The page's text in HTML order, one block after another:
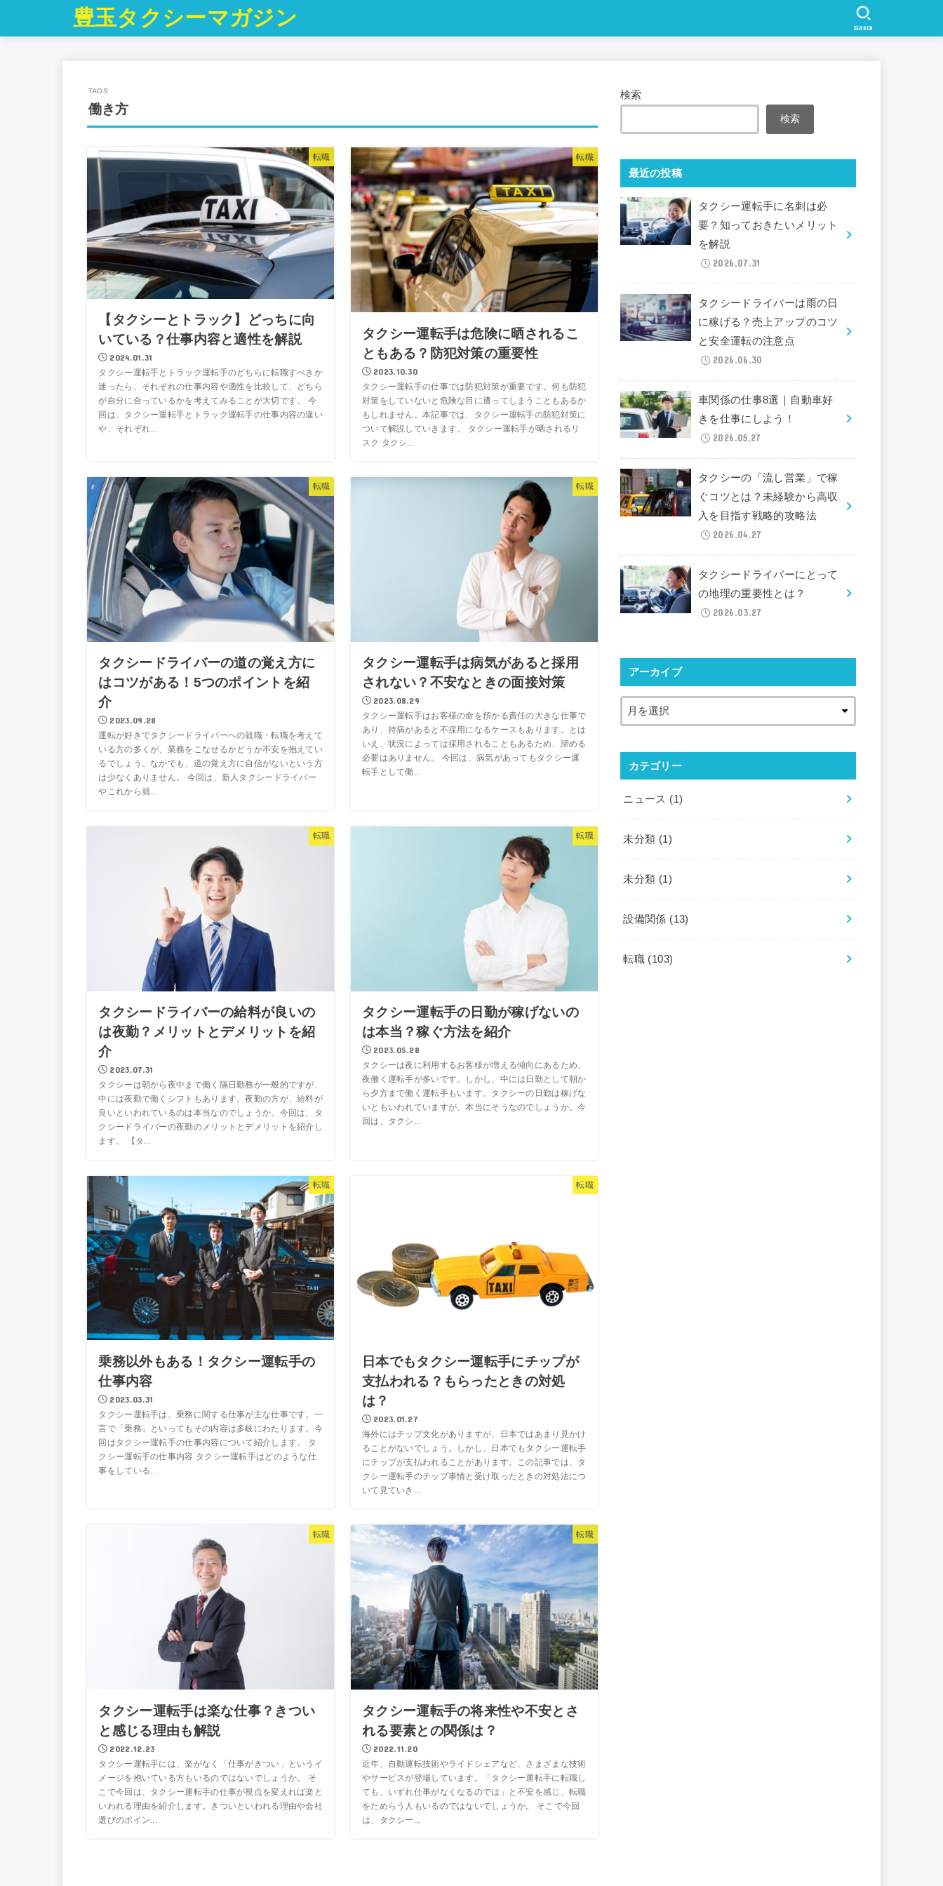
豊玉タクシーマガジン SEARCH
働き方
転職
【タクシーとトラック】どっちに向
いている？仕事内容と適性を解説
2024.01.31
タクシー運転手とトラック運転手のどちらに転職すべきか
迷ったら、それぞれの仕事内容や適性を比較して、どちら
が自分に合っているかを考えてみることが大切です。 今
回は、タクシー運転手とトラック運転手の仕事内容の違い
や、それぞれ...
転職
タクシー運転手は危険に晒されるこ
ともある？防犯対策の重要性
2023.10.30
タクシー運転手の仕事では防犯対策が重要です。何も防犯
対策をしていないと危険な目に遭ってしまうこともあるか
もしれません。本記事では、タクシー運転手の防犯対策に
ついて解説していきます。 タクシー運転手が晒されるリ
スク タクシ...
転職
タクシードライバーの道の覚え方に
はコツがある！5つのポイントを紹
介
2023.09.28
運転が好きでタクシードライバーへの就職・転職を考えて
いる方の多くが、業務をこなせるかどうか不安を抱えてい
るでしょう。なかでも、道の覚え方に自信がないという方
は少なくありません。 今回は、新人タクシードライバー
やこれから就...
転職
タクシー運転手は病気があると採用
されない？不安なときの面接対策
2023.08.29
タクシー運転手はお客様の命を預かる責任の大きな仕事で
あり、持病があると不採用になるケースもあります。とは
いえ、状況によっては採用されることもあるため、諦める
必要はありません。 今回は、病気があってもタクシー運
転手として働...
転職
タクシードライバーの給料が良いの
は夜勤？メリットとデメリットを紹
介
2023.07.31
タクシーは朝から夜中まで働く隔日勤務が一般的ですが、
中には夜勤で働くシフトもあります。夜勤の方が、給料が
良いといわれているのは本当なのでしょうか。今回は、タ
クシードライバーの夜勤のメリットとデメリットを紹介し
ます。 【タ...
転職
タクシー運転手の日勤が稼げないの
は本当？稼ぐ方法を紹介
2023.05.28
タクシーは夜に利用するお客様が増える傾向にあるため、
夜働く運転手が多いです。しかし、中には日勤として朝か
ら夕方まで働く運転手もいます。タクシーの日勤は稼げな
いともいわれていますが、本当にそうなのでしょうか。今
回は、タクシ...
転職
乗務以外もある！タクシー運転手の
仕事内容
2023.03.31
タクシー運転手は、乗務に関する仕事が主な仕事です。一
言で「乗務」といってもその内容は多岐にわたります。今
回はタクシー運転手の仕事内容について紹介します。 タ
クシー運転手の仕事内容 タクシー運転手はどのような仕
事をしている...
転職
日本でもタクシー運転手にチップが
支払われる？もらったときの対処
は？
2023.01.27
海外にはチップ文化がありますが、日本ではあまり見かけ
ることがないでしょう。しかし、日本でもタクシー運転手
にチップが支払われることがあります。この記事では、タ
クシー運転手のチップ事情と受け取ったときの対処法につ
いて見ていき...
転職
タクシー運転手は楽な仕事？きつい
と感じる理由も解説
2022.12.23
タクシー運転手には、楽がなく「仕事がきつい」というイ
メージを抱いている方もいるのではないでしょうか。 そ
こで今回は、タクシー運転手の仕事が視点を変えれば楽と
いわれる理由を紹介します。きついといわれる理由や会社
選びのポイン...
転職
タクシー運転手の将来性や不安とさ
れる要素との関係は？
2022.11.20
近年、自動運転技術やライドシェアなど、さまざまな技術
やサービスが登場しています。「タクシー運転手に転職し
ても、いずれ仕事がなくなるのでは」と不安を感じ、転職
をためらう人もいるのではないでしょうか。 そこで今回
は、タクシー...
検索
検索
最近の投稿
タクシー運転手に名刺は必
要？知っておきたいメリット
を解説
2026.07.31
タクシードライバーは雨の日
に稼げる？売上アップのコツ
と安全運転の注意点
2026.06.30
車関係の仕事8選｜自動車好
きを仕事にしよう！
2026.05.27
タクシーの「流し営業」で稼
ぐコツとは？未経験から高収
入を目指す戦略的攻略法
2026.04.27
タクシードライバーにとって
の地理の重要性とは？
2026.03.27
アーカイブ
カテゴリー
ニュース (1)
未分類 (1)
未分類 (1)
設備関係 (13)
転職 (103)